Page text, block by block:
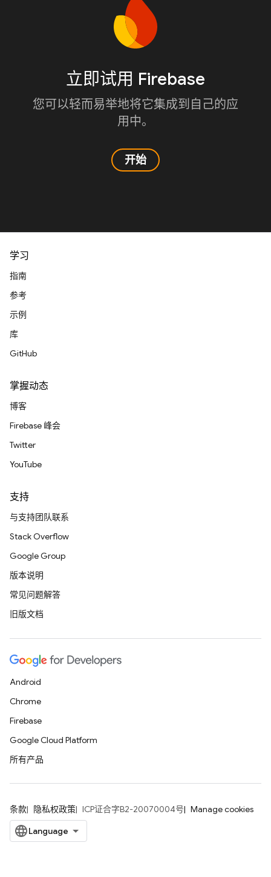
立即试用 Firebase
您可以轻而易举地将它集成到自己的应
用中。
开始
学习
指南
参考
示例
库
GitHub
掌握动态
博客
Firebase 峰会
Twitter
YouTube
支持
与支持团队联系
Stack Overflow
Google Group
版本说明
常见问题解答
旧版文档
Android
Chrome
Firebase
Google Cloud Platform
所有产品
条款 隐私权政策 ICP证合字B2-20070004号 Manage cookies